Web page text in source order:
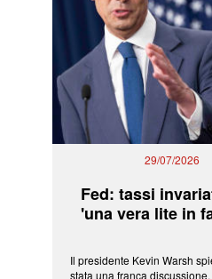
29/07/2026
Fed: tassi
'una vera lite in
Il presidente Kevin Warsh
stata una franca discussione,